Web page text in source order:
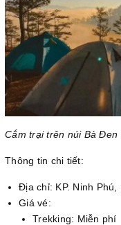
Cắm trại trên núi Bà Đen
Thông tin chi tiết:
Địa chỉ: KP. Ninh
Giá vé:
Trekking: Miễn phí